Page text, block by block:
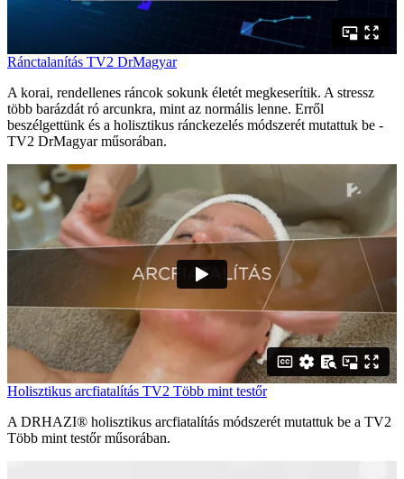
Ránctalanítás TV2 DrMagyar
A korai, rendellenes ráncok sokunk életét megkeserítik. A stressz
több barázdát ró arcunkra, mint az normális lenne. Erről
beszélgettünk és a holisztikus ránckezelés módszerét mutattuk be -
TV2 DrMagyar műsorában.
Holisztikus arcfiatalítás TV2 Több mint testőr
A DRHAZI® holisztikus arcfiatalítás módszerét mutattuk be a TV2
Több mint testőr műsorában.